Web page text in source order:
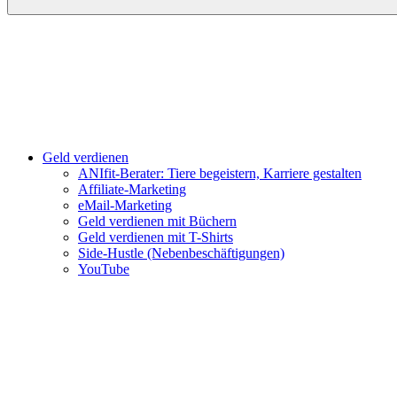
Geld verdienen
ANIfit-Berater: Tiere begeistern, Karriere gestalten
Affiliate-Marketing
eMail-Marketing
Geld verdienen mit Büchern
Geld verdienen mit T-Shirts
Side-Hustle (Nebenbeschäftigungen)
YouTube